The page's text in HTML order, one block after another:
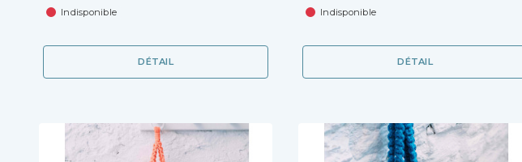
Indisponible
DÉTAIL
Indisponible
DÉTAIL